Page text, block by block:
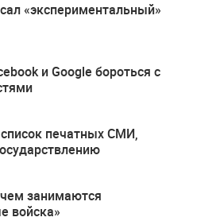
«экспериментальный»
и Google бороться с
печатных СМИ,
занимаются
войска»